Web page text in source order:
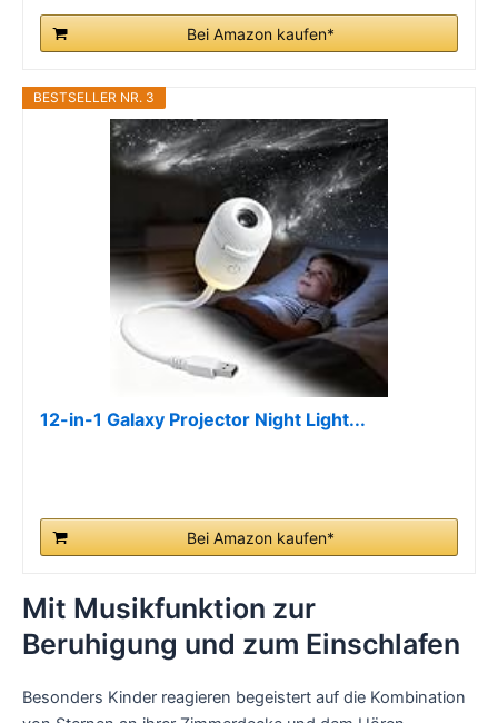
Bei Amazon kaufen*
BESTSELLER NR. 3
12-in-1 Galaxy Projector Night Light...
Bei Amazon kaufen*
Mit Musikfunktion zur
Beruhigung und zum Einschlafen
Besonders Kinder reagieren begeistert auf die Kombination